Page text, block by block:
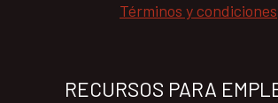
Términos y condiciones
RECURSOS PARA